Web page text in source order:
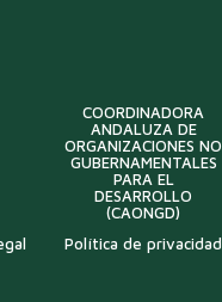
COORDINADORA
ANDALUZA DE
ORGANIZACIONES NO
GUBERNAMENTALES
PARA EL
DESARROLLO
(CAONGD)
Política de privacidad